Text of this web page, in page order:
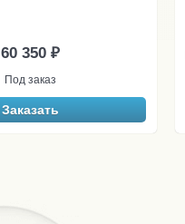
60 350 ₽
Под заказ
Заказать